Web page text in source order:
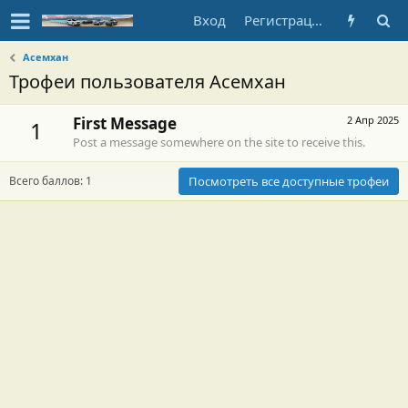
Вход Регистрация
Асемхан
Трофеи пользователя Асемхан
1 2 Апр 2025
First Message
Post a message somewhere on the site to receive this.
Всего баллов: 1 Посмотреть все доступные трофеи